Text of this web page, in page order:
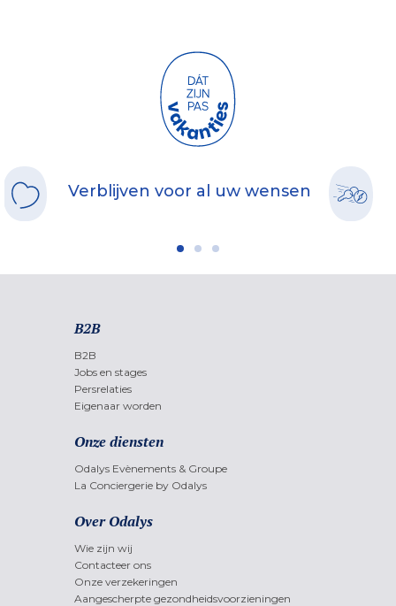
Verblijven voor al uw wensen
B2B
B2B
Jobs en stages
Persrelaties
Eigenaar worden
Onze diensten
Odalys Evènements & Groupe
La Conciergerie by Odalys
Over Odalys
Wie zijn wij
Contacteer ons
Onze verzekeringen
Aangescherpte gezondheidsvoorzieningen